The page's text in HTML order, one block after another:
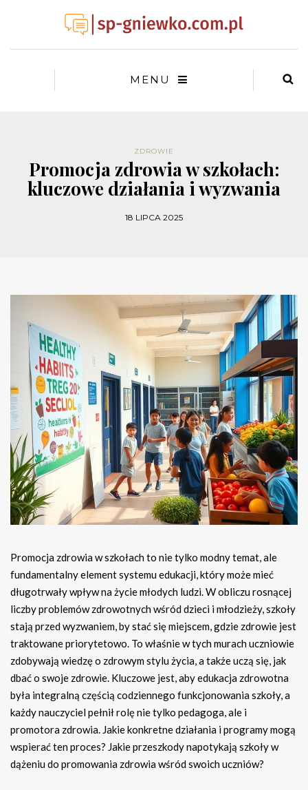
MENU
ZDROWIE
Promocja zdrowia w szkołach:
kluczowe działania i wyzwania
18 LIPCA 2025
Promocja zdrowia w szkołach to nie tylko modny temat, ale
fundamentalny element systemu edukacji, który może mieć
długotrwały wpływ na życie młodych ludzi. W obliczu rosnącej
liczby problemów zdrowotnych wśród dzieci i młodzieży, szkoły
stają przed wyzwaniem, by stać się miejscem, gdzie zdrowie jest
traktowane priorytetowo. To właśnie w tych murach uczniowie
zdobywają wiedzę o zdrowym stylu życia, a także uczą się, jak
dbać o swoje zdrowie. Kluczowe jest, aby edukacja zdrowotna
była integralną częścią codziennego funkcjonowania szkoły, a
każdy nauczyciel pełnił rolę nie tylko pedagoga, ale i
promotora zdrowia. Jakie konkretne działania i programy mogą
wspierać ten proces? Jakie przeszkody napotykają szkoły w
dążeniu do promowania zdrowia wśród swoich uczniów?